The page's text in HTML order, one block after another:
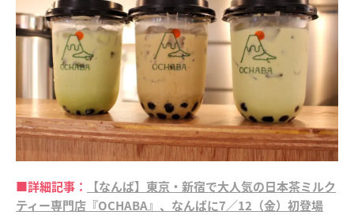
■詳細記事：
【なんば】東京・新宿で大人気の日本茶ミルク
ティー専門店『OCHABA』、なんばに7／12（金）初登場